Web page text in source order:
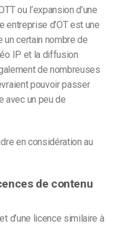
ou l’expansion d’une
entreprise d’OT est une
certain nombre de
IP et la diffusion
de nombreuses
pouvoir passer
avec un peu de
en considération au
de contenu
d’une licence similaire à